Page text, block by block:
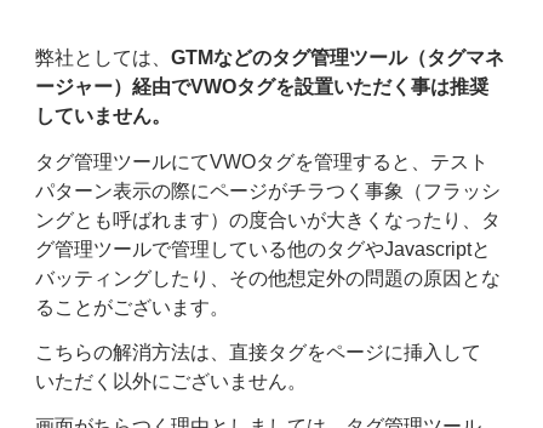
弊社としては、GTMなどのタグ管理ツール（タグマネ
ージャー）経由でVWOタグを設置いただく事は推奨
していません。
タグ管理ツールにてVWOタグを管理すると、テスト
パターン表示の際にページがチラつく事象（フラッシ
ングとも呼ばれます）の度合いが大きくなったり、タ
グ管理ツールで管理している他のタグやJavascriptと
バッティングしたり、その他想定外の問題の原因とな
ることがございます。
こちらの解消方法は、直接タグをページに挿入して
いただく以外にございません。